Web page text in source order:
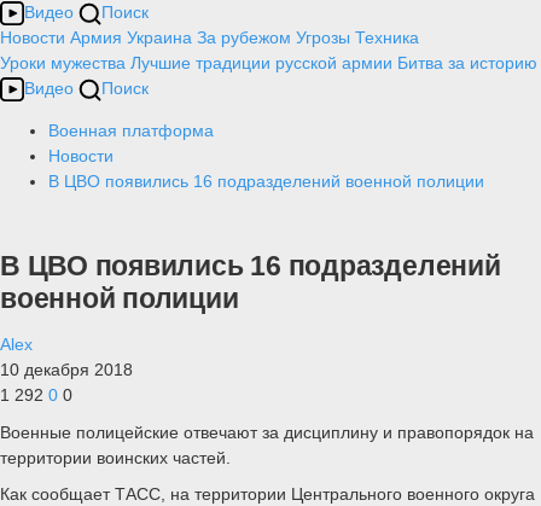
Видео
Поиск
Новости Армия Украина За рубежом Угрозы Техника
Уроки мужества Лучшие традиции русской армии Битва за историю
Видео
Поиск
Военная платформа
Новости
В ЦВО появились 16 подразделений военной полиции
В ЦВО появились 16 подразделений
военной полиции
Alex
10 декабря 2018
1 292 0 0
Военные полицейские отвечают за дисциплину и правопорядок на
территории воинских частей.
Как сообщает ТАСС, на территории Центрального военного округа